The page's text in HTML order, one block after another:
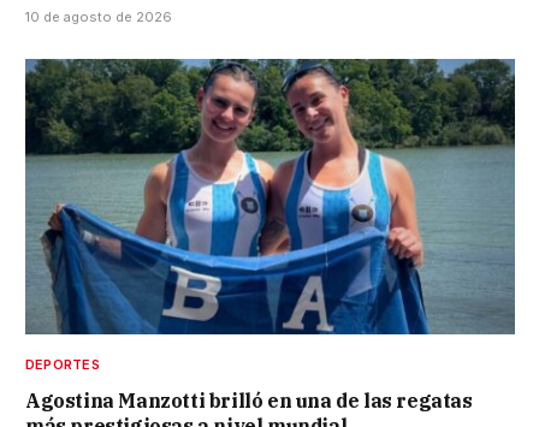
10 de agosto de 2026
DEPORTES
Agostina Manzotti brilló en una de las regatas